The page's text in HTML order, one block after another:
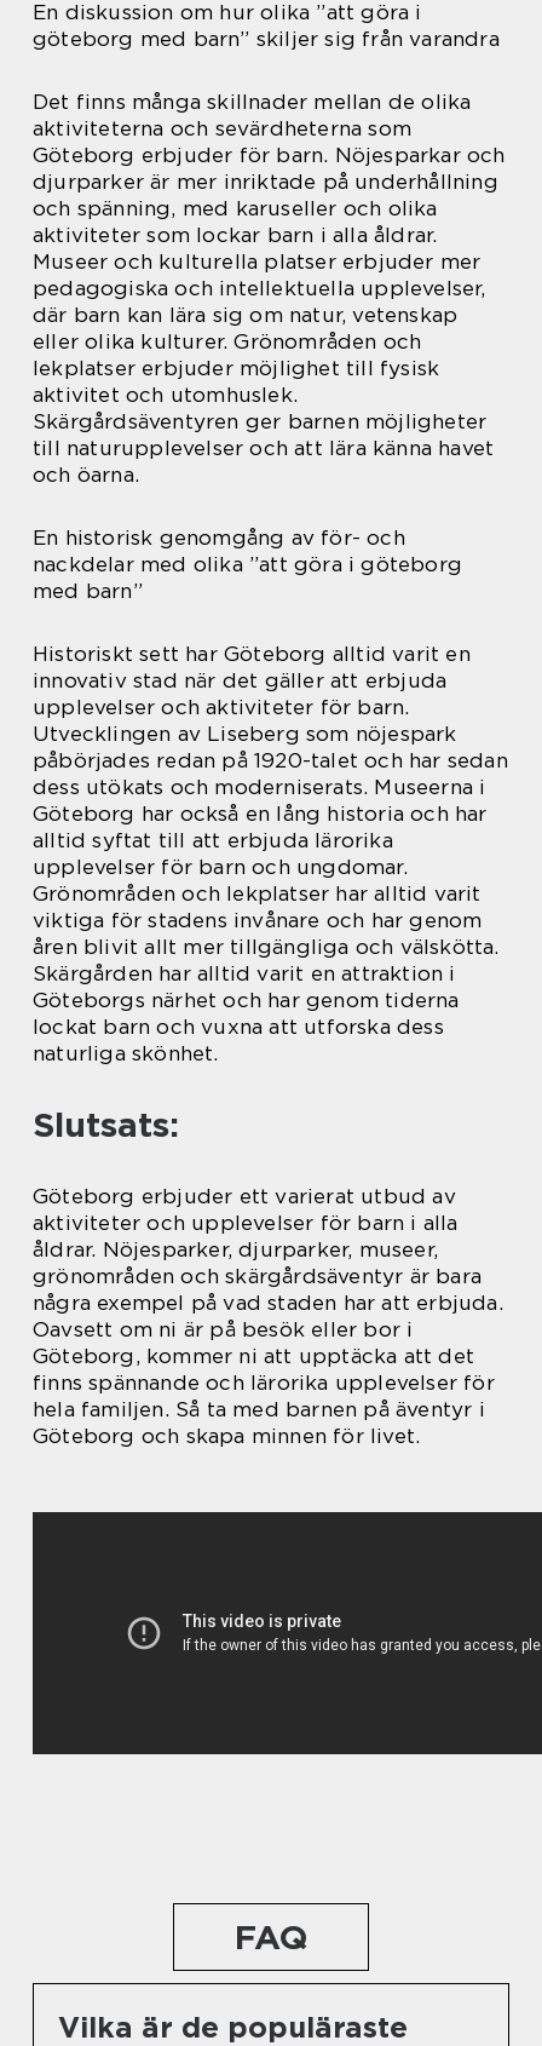
En diskussion om hur olika ”att göra i
göteborg med barn” skiljer sig från varandra
Det finns många skillnader mellan de olika
aktiviteterna och sevärdheterna som
Göteborg erbjuder för barn. Nöjesparkar och
djurparker är mer inriktade på underhållning
och spänning, med karuseller och olika
aktiviteter som lockar barn i alla åldrar.
Museer och kulturella platser erbjuder mer
pedagogiska och intellektuella upplevelser,
där barn kan lära sig om natur, vetenskap
eller olika kulturer. Grönområden och
lekplatser erbjuder möjlighet till fysisk
aktivitet och utomhuslek.
Skärgårdsäventyren ger barnen möjligheter
till naturupplevelser och att lära känna havet
och öarna.
En historisk genomgång av för- och
nackdelar med olika ”att göra i göteborg
med barn”
Historiskt sett har Göteborg alltid varit en
innovativ stad när det gäller att erbjuda
upplevelser och aktiviteter för barn.
Utvecklingen av Liseberg som nöjespark
påbörjades redan på 1920-talet och har sedan
dess utökats och moderniserats. Museerna i
Göteborg har också en lång historia och har
alltid syftat till att erbjuda lärorika
upplevelser för barn och ungdomar.
Grönområden och lekplatser har alltid varit
viktiga för stadens invånare och har genom
åren blivit allt mer tillgängliga och välskötta.
Skärgården har alltid varit en attraktion i
Göteborgs närhet och har genom tiderna
lockat barn och vuxna att utforska dess
naturliga skönhet.
Slutsats:
Göteborg erbjuder ett varierat utbud av
aktiviteter och upplevelser för barn i alla
åldrar. Nöjesparker, djurparker, museer,
grönområden och skärgårdsäventyr är bara
några exempel på vad staden har att erbjuda.
Oavsett om ni är på besök eller bor i
Göteborg, kommer ni att upptäcka att det
finns spännande och lärorika upplevelser för
hela familjen. Så ta med barnen på äventyr i
Göteborg och skapa minnen för livet.
FAQ
Vilka är de populäraste